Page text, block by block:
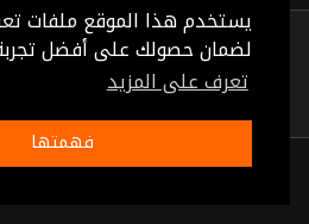
يستخدم هذا الموقع ملفات
لضمان حصولك على أفضل
تعرف على المزيد
فهمتها
الحلقة 6
(0:45:54)